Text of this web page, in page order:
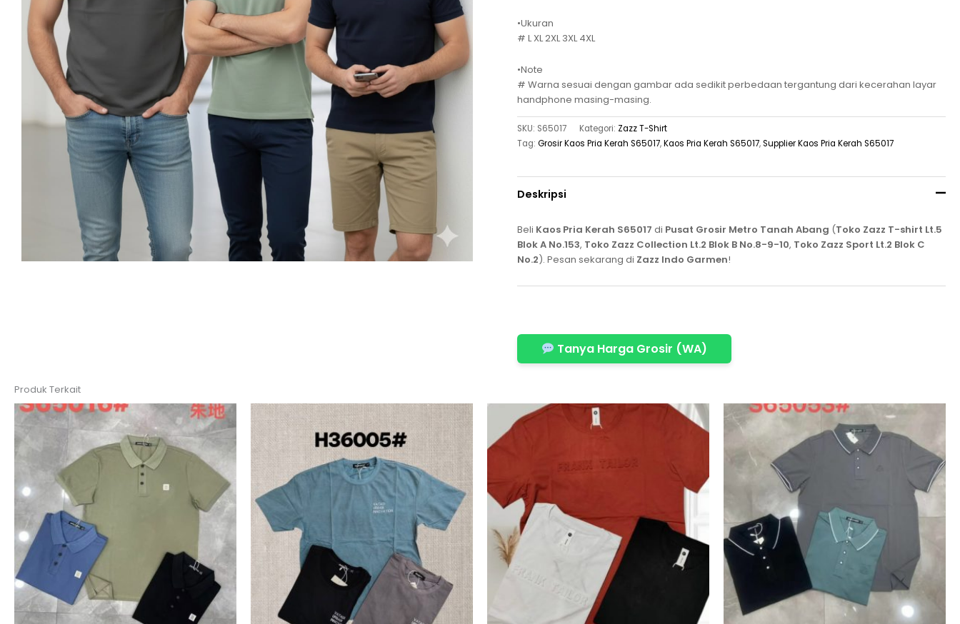
•Ukuran
# L XL 2XL 3XL 4XL
•Note
# Warna sesuai dengan gambar ada sedikit perbedaan tergantung dari kecerahan layar
handphone masing-masing.
SKU: S65017 Kategori: Zazz T-Shirt
Tag:Grosir Kaos Pria Kerah S65017,Kaos Pria Kerah S65017,Supplier Kaos Pria Kerah S65017
Deskripsi
Beli Kaos Pria Kerah S65017 di Pusat Grosir Metro Tanah Abang (Toko Zazz T-shirt Lt.5
Blok A No.153, Toko Zazz Collection Lt.2 Blok B No.8-9-10, Toko Zazz Sport Lt.2 Blok C
No.2). Pesan sekarang di Zazz Indo Garmen!
Tanya Harga Grosir (WA)
Produk Terkait